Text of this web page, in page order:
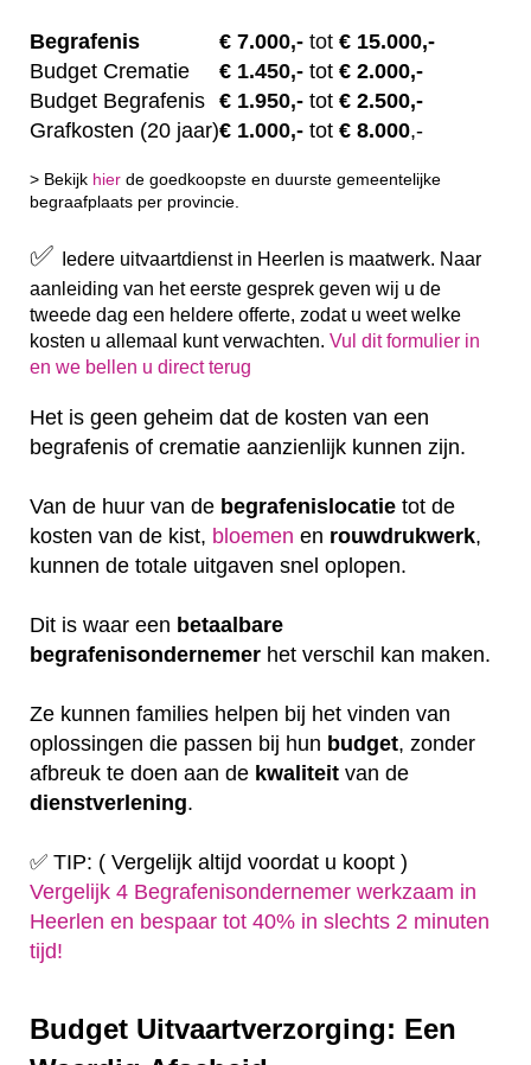
Begrafenis € 7.000,- tot € 15.000,-
Budget Crematie
€ 1.450,- tot € 2.000,-
Budget Begrafenis € 1.950,- tot € 2.500,-
Grafkosten (20 jaar)€ 1.000,- tot € 8.000,-
> Bekijk hier de goedkoopste en duurste gemeentelijke
begraafplaats per provincie.
✅
Iedere uitvaartdienst in Heerlen is maatwerk. Naar
aanleiding van het eerste gesprek geven wij u de
tweede dag een heldere offerte, zodat u weet welke
kosten u allemaal kunt verwachten. Vul dit formulier in
en we bellen u direct terug
Het is geen geheim dat de kosten van een
begrafenis of crematie aanzienlijk kunnen zijn.
Van de huur van de begrafenislocatie tot de
kosten van de kist, bloemen en rouwdrukwerk,
kunnen de totale uitgaven snel oplopen.
Dit is waar een betaalbare
begrafenisondernemer het verschil kan maken.
Ze kunnen families helpen bij het vinden van
oplossingen die passen bij hun budget, zonder
afbreuk te doen aan de kwaliteit van de
dienstverlening.
✅ TIP: ( Vergelijk altijd voordat u koopt )
Vergelijk 4 Begrafenisondernemer werkzaam in
Heerlen en bespaar tot 40% in slechts 2 minuten
tijd!
Budget Uitvaartverzorging: Een